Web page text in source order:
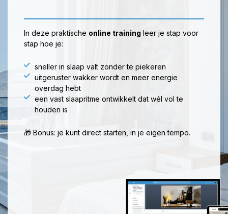
In deze praktische online training leer je stap voor
stap hoe je:
sneller in slaap valt zonder te piekeren
uitgeruster wakker wordt en meer energie
overdag hebt
een vast slaapritme ontwikkelt dat wél vol te
houden is
🎁 Bonus: je kunt direct starten, in je eigen tempo.